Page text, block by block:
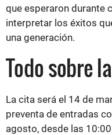
que esperaron durante
interpretar los éxitos
una generación.
Todo sobre
La cita será el 14 de
preventa de entradas
agosto, desde las